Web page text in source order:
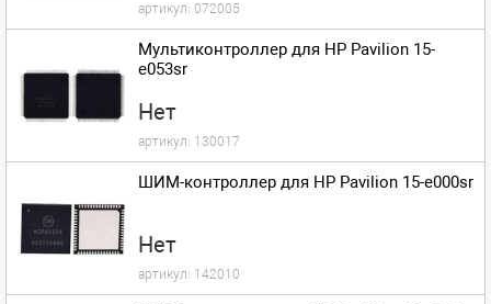
артикул: 072005
Мультиконтроллер для HP Pavilion 15-
e053sr
Нет
артикул: 130017
ШИМ-контроллер для HP Pavilion 15-e000sr
Нет
артикул: 142010